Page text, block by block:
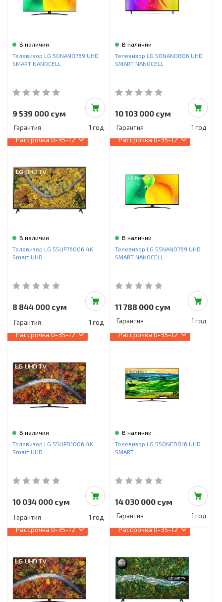
В наличии
Телевизор LG 50NANO769 UHD
SMART NANOCELL
9 539 000 сум
Гарантия 1 год
В наличии
Телевизор LG 50NANO806 UHD
SMART NANOCELL
10 103 000 сум
Гарантия 1 год
Рассрочка0-35-12
В наличии
Телевизор LG 55UP76006 4K
Smart UHD
8 844 000 сум
Гарантия 1 год
Рассрочка0-35-12
В наличии
Телевизор LG 55NANO769 UHD
SMART NANOCELL
11 788 000 сум
Гарантия 1 год
Рассрочка0-35-12
В наличии
Телевизор LG 55UP81006 4K
Smart UHD
10 034 000 сум
Гарантия 1 год
Рассрочка0-35-12
В наличии
Телевизор LG 55QNED816 UHD
SMART
14 030 000 сум
Гарантия 1 год
Рассрочка0-35-12 Рассрочка0-35-12